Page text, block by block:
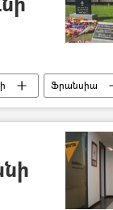
Ֆրանսիա